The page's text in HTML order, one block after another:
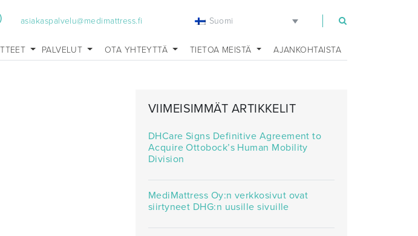
asiakaspalvelu@medimattress.fi Suomi
PALVELUT OTA YHTEYTTÄ TIETOA MEISTÄ AJANKOHTAISTA
VIIMEISIMMÄT ARTIKKELIT
DHCare Signs Definitive Agreement to
Acquire Ottobock’s Human Mobility
Division
MediMattress Oy:n verkkosivut ovat
siirtyneet DHG:n uusille sivuille